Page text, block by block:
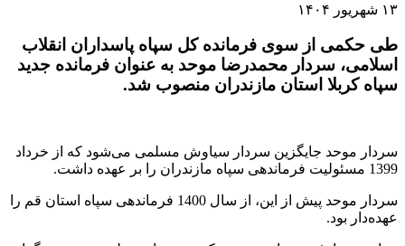
۱۳ شهریور ۱۴۰۴
طی حکمی از سوی فرمانده کل سپاه پاسداران انقلاب
اسلامی، سردار محمدرضا موحد به عنوان فرمانده جدید
سپاه کربلا استان مازندران منصوب شد.
سردار موحد جایگزین سردار سیاوش مسلمی می‌شود که از خرداد
1399 مسئولیت فرماندهی سپاه مازندران را بر عهده داشت.
سردار موحد پیش از این، از سال 1400 فرماندهی سپاه استان قم را
عهده‌دار بود.